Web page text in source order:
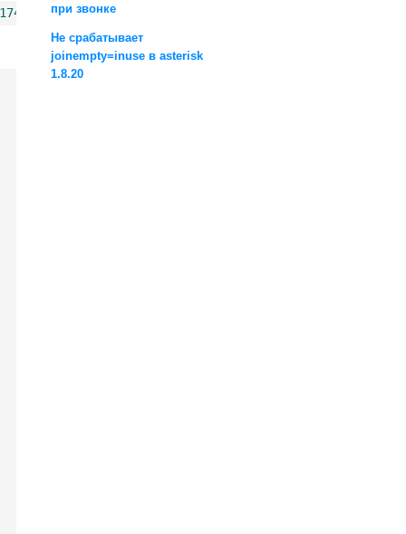
354809040429017
при звонке
Не срабатывает
joinempty=inuse в asterisk
1.8.20